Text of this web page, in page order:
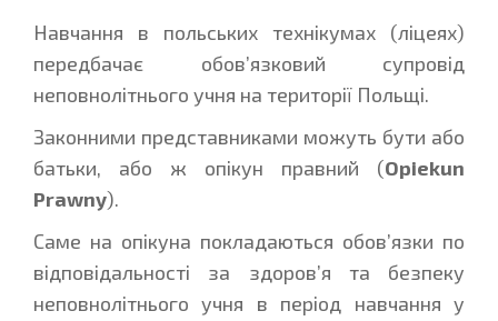
Навчання в польських технікумах (ліцеях)
передбачає обов’язковий супровід
неповнолітнього учня на території Польщі.
Законними представниками можуть бути або
батьки, або ж опікун правний (Opiekun
Prawny).
Саме на опікуна покладаються обов’язки по
відповідальності за здоров’я та безпеку
неповнолітнього учня в період навчання у